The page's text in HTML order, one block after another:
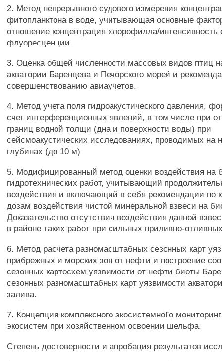
2. Метод непрерывного судового измерения
фитопланктона в воде, учитывающая основные
отношение концентрация хлорофилла/интенсивность
флуоресценции.
3. Оценка общей численности массовых видов птиц
акватории Баренцева и Печорского морей и
совершенствованию авиаучетов.
4. Метод учета поля гидроакустического давления,
счет интерференционных явлений, в том числе при
границ водной толщи (дна и поверхности воды) при
сейсмоакустических исследованиях, проводимых на
глубинах (до 10 м)
5. Модифицированный метод оценки воздействия на
гидротехнических работ, учитывающий
воздействия и включающий в себя рекомендации по
дозам воздействия чистой минеральной взвеси на
Доказательство отсутствия воздействия данной
в районе таких работ при сильных приливно-
6. Метод расчета разномасштабных сезонных карт
прибрежных и морских зон от нефти и построение
сезонных картосхем уязвимости от нефти биоты
сезонных разномасштабных карт уязвимости
залива.
7. Концепция комплексного экосистемноГо
экосистем при хозяйственном освоении шельфа.
Степень достоверности и апробация результатов